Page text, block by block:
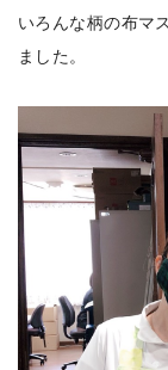
いろんな柄の布マ
ました。